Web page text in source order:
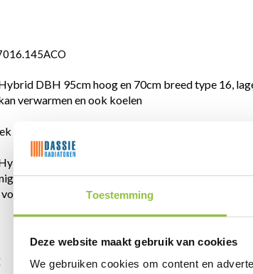
Toestemming
Deze website maakt gebruik van cookies
We gebruiken cookies om content en
DBH 95cm hoog en 70cm breed type 16,
verwarmen en ook koelen
naar een energie zuinige radiator voor in uw
is een moderne convectorradiator met een
en gaat efficiënter met energie om door de
voorzijde is vlak, waardoor hij een elegante